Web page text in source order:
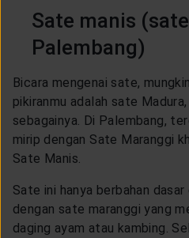
Sate manis
Palembang)
Bicara mengenai sate,
pikiranmu adalah sate
sebagainya. Di Palembang,
mirip dengan Sate Maranggi
Sate Manis.
Sate ini hanya berbahan
dengan sate maranggi yang
daging ayam atau kambing.
EVENTS